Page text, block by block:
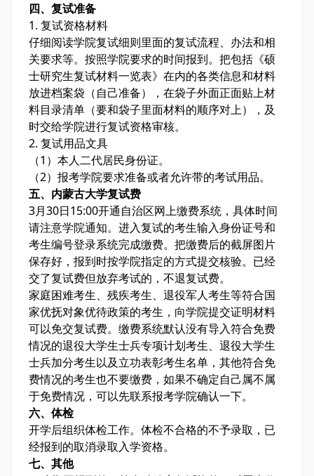
四、复试准备
1. 复试资格材料
仔细阅读学院复试细则里面的复试流程、办法和相
关要求等。按照学院要求的时间报到。把包括《硕
士研究生复试材料一览表》在内的各类信息和材料
放进档案袋（自己准备），在袋子外面正面贴上材
料目录清单（要和袋子里面材料的顺序对上），及
时交给学院进行复试资格审核。
2. 复试用品文具
（1）本人二代居民身份证。
（2）报考学院要求准备或者允许带的考试用品。
五、内蒙古大学复试费
3月30日15:00开通自治区网上缴费系统，具体时间
请注意学院通知。进入复试的考生输入身份证号和
考生编号登录系统完成缴费。把缴费后的截屏图片
保存好，报到时按学院指定的方式提交核验。已经
交了复试费但放弃考试的，不退复试费。
家庭困难考生、残疾考生、退役军人考生等符合国
家优抚对象优待政策的考生，向学院提交证明材料
可以免交复试费。缴费系统默认没有导入符合免费
情况的退役大学生士兵专项计划考生、退役大学生
士兵加分考生以及立功表彰考生名单，其他符合免
费情况的考生也不要缴费，如果不确定自己属不属
于免费情况，可以先联系报考学院确认一下。
六、体检
开学后组织体检工作。体检不合格的不予录取，已
经报到的取消录取入学资格。
七、其他